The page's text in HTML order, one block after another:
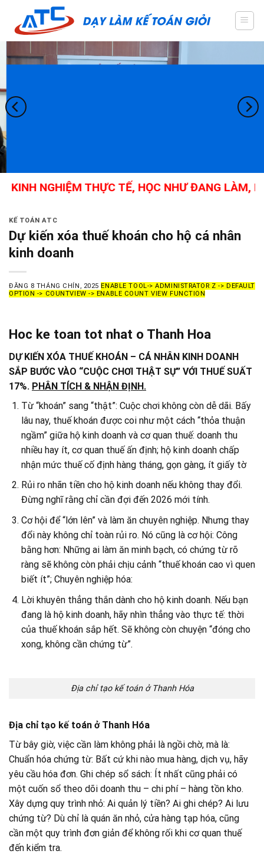
content
NGHIỆM THỰC TẾ, HỌC NHƯ ĐANG LÀM, KẾ
KẾ TOÁN ATC
Dự kiến xóa thuế khoán cho hộ cá nhân
kinh doanh
ĐĂNG 8 THÁNG CHÍN, 2025 ENABLE TOOL-> ADMINISTRATOR Z -> DEFAULT
OPTION -> COUNTVIEW -> ENABLE COUNT VIEW FUNCTION
Hoc ke toan tot nhat o Thanh Hoa
DỰ KIẾN XÓA THUẾ KHOÁN – CÁ NHÂN KINH DOANH
SẮP BƯỚC VÀO “CUỘC CHƠI THẬT SỰ” VỚI THUẾ SUẤT
17%. PHÂN TÍCH & NHẬN ĐỊNH.
Từ “khoán” sang “thật”: Cuộc chơi không còn dễ dãi. Bấy
lâu nay, thuế khoán được coi như một cách “thỏa thuận
ngầm” giữa hộ kinh doanh và cơ quan thuế: doanh thu
nhiều hay ít, cơ quan thuế ấn định; hộ kinh doanh chấp
nhận mức thuế cố định hàng tháng, gọn gàng, ít giấy tờ
Rủi ro nhãn tiền cho hộ kinh doanh nếu không thay đổi.
Đừng nghĩ rằng chỉ cần đợi đến 2026 mới tính.
Cơ hội để “lớn lên” và làm ăn chuyên nghiệp. Nhưng thay
đổi này không chỉ toàn rủi ro. Nó cũng là cơ hội: Công
bằng hơn: Những ai làm ăn minh bạch, có chứng từ rõ
ràng sẽ không còn phải chịu cảnh “thuế khoán cao vì quen
biết ít”; Chuyên nghiệp hóa:
Lời khuyên thẳng thắn dành cho hộ kinh doanh. Nếu bạn
đang là hộ kinh doanh, hãy nhìn thẳng vào thực tế: thời
của thuế khoán sắp hết. Sẽ không còn chuyện “đóng cho
xong, không cần chứng từ”.
Địa chỉ tạo kế toán ở Thanh Hóa
Địa chỉ tạo kế toán ở Thanh Hóa
Từ bây giờ, việc cần làm không phải là ngồi chờ, mà là:
Chuẩn hóa chứng từ: Bất cứ khi nào mua hàng, dịch vụ, hãy
yêu cầu hóa đơn. Ghi chép sổ sách: Ít nhất cũng phải có
một cuốn sổ theo dõi doanh thu – chi phí – hàng tồn kho.
Xây dựng quy trình nhỏ: Ai quản lý tiền? Ai ghi chép? Ai lưu
chứng từ? Dù chỉ là quán ăn nhỏ, cửa hàng tạp hóa, cũng
cần một quy trình đơn giản để không rối khi cơ quan thuế
đến kiểm tra.